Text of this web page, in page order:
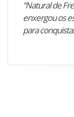
“Natural de
enxergou os
para